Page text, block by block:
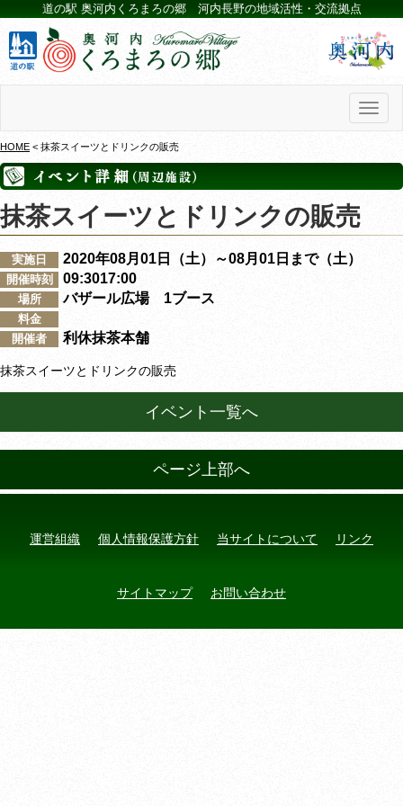
道の駅 奥河内くろまろの郷 河内長野の地域活性・交流拠点
HOME < 抹茶スイーツとドリンクの販売
抹茶スイーツとドリンクの販売
実施日 2020年08月01日（土）～08月01日まで（土）
開催時刻 09:3017:00
場所 バザール広場 1ブース
料金
開催者
利休抹茶本舗
抹茶スイーツとドリンクの販売
イベント一覧へ
ページ上部へ
運営組織 個人情報保護方針 当サイトについて リンク
サイトマップ お問い合わせ